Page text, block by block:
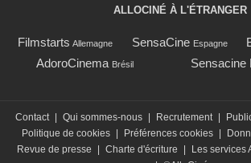
ALLOCINÉ À L'ÉTRANGER
Filmstarts Allemagne SensaCine Espagne
AdoroCinema Brésil Sensacine
Contact Qui sommes-nous Recrutement
Politique de cookies
Préférences cookies
Revue de presse
Charte d'écriture Les services